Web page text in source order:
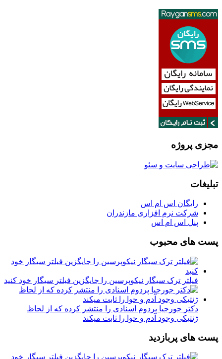
مجزی پروژه
تبلیغات
رایگان اس ام اس
شرکت نرم افزاری مازندران
پنل اس ام اس
پست های محبوب
فیلتر ترک سیگار نیکوپرسین را جایگزین فیلتر سیگار خود کنید
دکتر جورجیا پردوم اسنادی را منتشر کرده که از لحاظ
ژنتیکی وجود آدم و حوا را ثابت میکند
پست های پربازدید